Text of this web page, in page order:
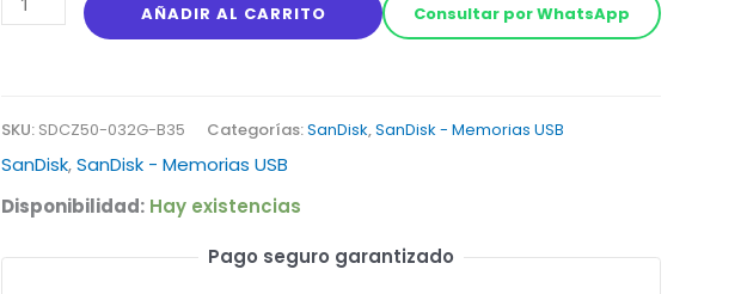
SanDisk,SanDisk - Memorias USB
Disponibilidad: Hay existencias
AÑADIR AL CARRITO Consultar por WhatsApp
SKU: SDCZ50-032G-B35 Categorías:SanDisk,SanDisk - Memorias USB
Pago seguro garantizado